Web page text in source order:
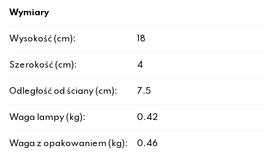
Wymiary
Wysokość (cm): 18
Szerokość (cm): 4
Odległość od ściany (cm): 7.5
Waga lampy (kg): 0.42
Waga z opakowaniem (kg): 0.46